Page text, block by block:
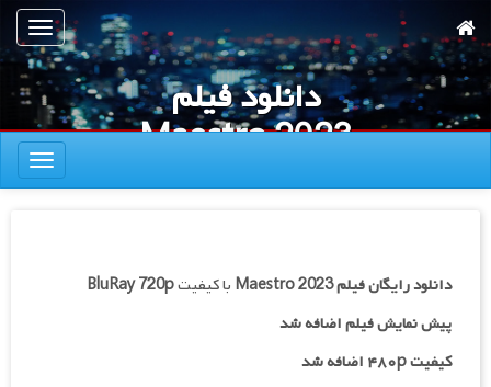
به
محتوای
اصلی
ناوبری
دانلود فیلم
Maestro 2023
ناوبری
دانلود رایگان فیلمMaestro 2023 با کیفیتBluRay 720p
پیش نمایش فیلم اضافه شد
کیفیت ۴۸۰p اضافه شد